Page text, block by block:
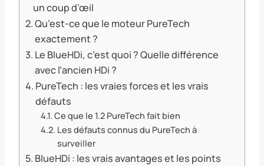
un coup d’œil
Qu’est-ce que le moteur PureTech
exactement ?
Le BlueHDi, c’est quoi ? Quelle différence
avec l’ancien HDi ?
PureTech : les vraies forces et les vrais
défauts
Ce que le 1.2 PureTech fait bien
Les défauts connus du PureTech à
surveiller
BlueHDi : les vrais avantages et les points